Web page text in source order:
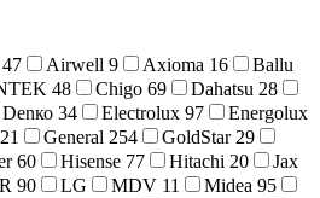
47 Airwell 9 Axioma 16
Ballu
48 Chigo 69 Dahatsu 28
Denко 34 Electrolux 97
Energolux
21 General 254 GoldStar 29
60 Hisense 77 Hitachi 20
Jax
90 LG MDV 11 Midea 95